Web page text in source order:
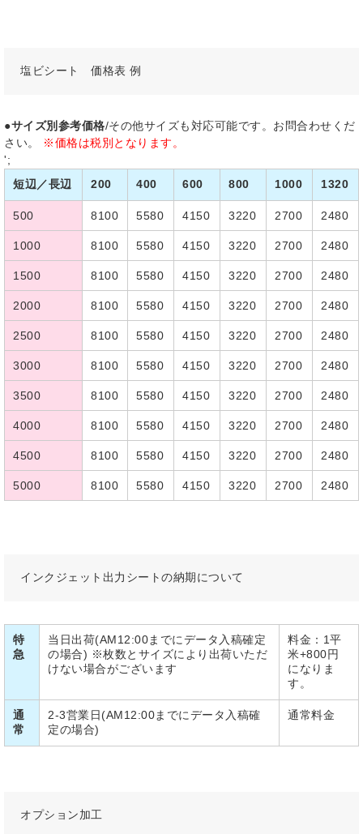
塩ビシート 価格表 例
●サイズ別参考価格/その他サイズも対応可能です。お問合わせくだ
さい。
※価格は税別となります。
';
短辺／長辺
200 400 600 800 1000 1320
500 8100 5580 4150 3220 2700 2480
1000 8100 5580 4150 3220 2700 2480
1500 8100 5580 4150 3220 2700 2480
2000 8100 5580 4150 3220 2700 2480
2500 8100 5580 4150 3220 2700 2480
3000 8100 5580 4150 3220 2700 2480
3500 8100 5580 4150 3220 2700 2480
4000 8100 5580 4150 3220 2700 2480
4500 8100 5580 4150 3220 2700 2480
5000 8100 5580 4150 3220 2700 2480
インクジェット出力シートの納期について
特
急
当日出荷(AM12:00までにデータ入稿確定
の場合) ※枚数とサイズにより出荷いただ
けない場合がございます
料金：1平
米+800円
になりま
す。
通
常
2-3営業日(AM12:00までにデータ入稿確
定の場合)
通常料金
オプション加工